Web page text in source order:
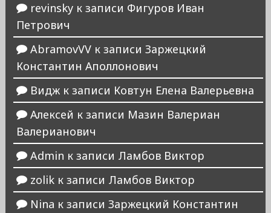
revinskyк записи Фигуров Иван
Петрович
AbramovVVк записи Заржецкий
Константин Аполлонович
Виджк записи Ковтун Елена Валерьевна
Алексей к записи Мазин Валериан
Валерианович
Admin к записи Ламбов Виктор
zolikк записи Ламбов Виктор
Nina к записи Заржецкий Константин